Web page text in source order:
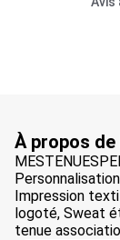
À propos
Impression
logoté, Sweat
tenue